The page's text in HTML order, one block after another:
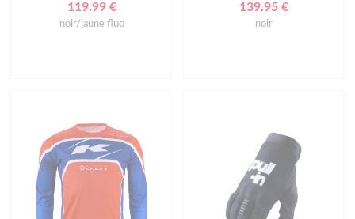
119.99 €
noir/jaune fluo
139.95 €
noir